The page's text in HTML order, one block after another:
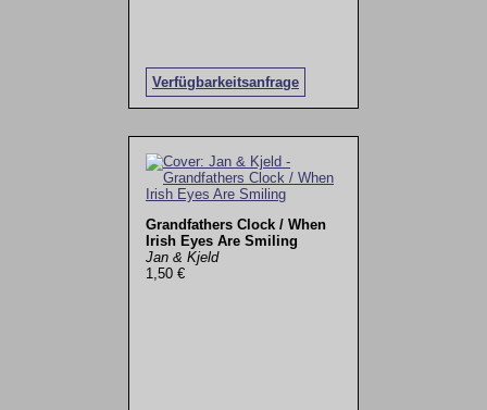
Verfügbarkeitsanfrage
Grandfathers Clock / When
Irish Eyes Are Smiling
Jan & Kjeld
1,50 €